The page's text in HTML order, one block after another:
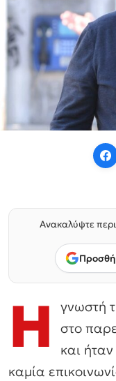
Ανακαλύψτε
Η
γνωστή
στο
και
καμία